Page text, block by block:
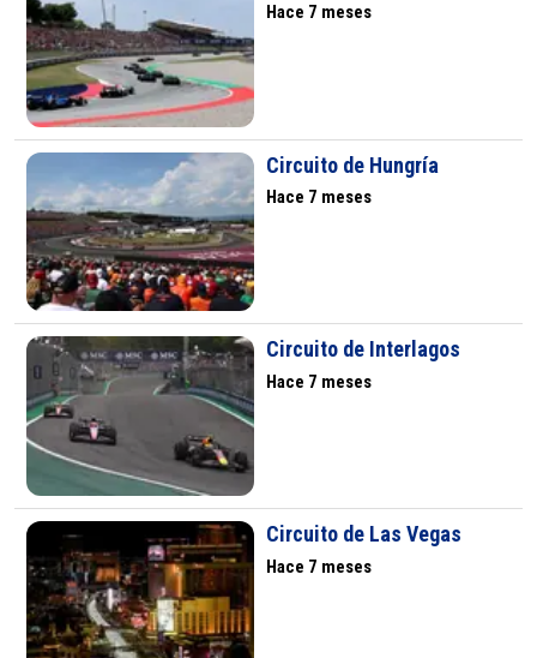
Hace 7 meses
Circuito de Hungría
Hace 7 meses
Circuito de Interlagos
Hace 7 meses
Circuito de Las Vegas
Hace 7 meses